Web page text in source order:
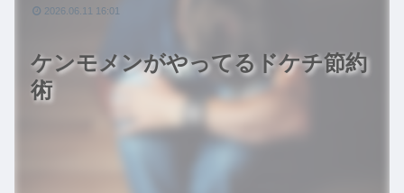
ケンモメンがやってるドケチ節約
術
2026.06.11 16:01